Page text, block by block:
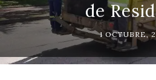
de
1 OCTUBRE,